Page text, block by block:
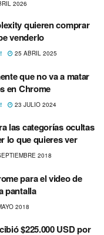
2026
quieren comprar
venderlo
25 ABRIL 2025
que no va a matar
en Chrome
23 JULIO 2024
las categorí­as ocultas
lo que quieres ver
2018
para el video de
pantalla
2018
$225.000 USD por